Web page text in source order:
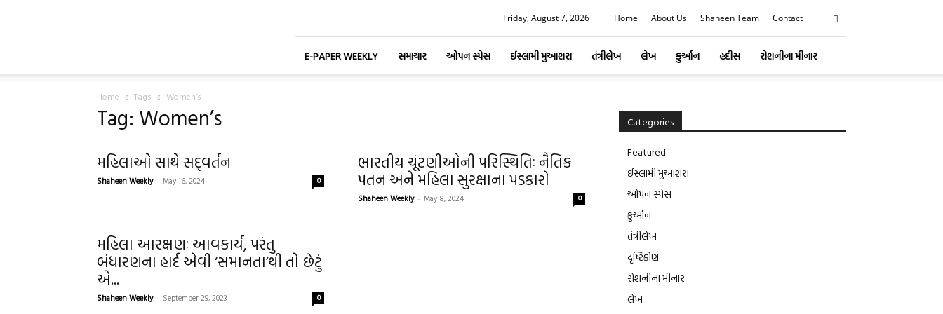
Friday, August 7, 2026 Home About Us Shaheen Team Contact
E-PAPER WEEKLY સમાચાર ઓપન સ્પેસ ઈસ્લામી મુઆશરા તંત્રીલેખ લેખ કુર્આન હદીસ રોશનીના મીનાર
Home Tags Women’s
Tag: Women’s
મહિલાઓ સાથે સદ્‌વર્તન
Shaheen Weekly - May 16, 2024 0
ભારતીય ચૂંટણીઓની પરિસ્થિતિઃ નૈતિક
પતન અને મહિલા સુરક્ષાના પડકારો
Shaheen Weekly - May 8, 2024 0
મહિલા આરક્ષણઃ આવકાર્ય, પરંતુ
બંધારણના હાર્દ એવી ‘સમાનતા’થી તો છેટું
એ...
Shaheen Weekly - September 29, 2023 0
Categories
Featured
ઈસ્લામી મુઆશરા
ઓપન સ્પેસ
કુર્આન
તંત્રીલેખ
દૃષ્ટિકોણ
રોશનીના મીનાર
લેખ